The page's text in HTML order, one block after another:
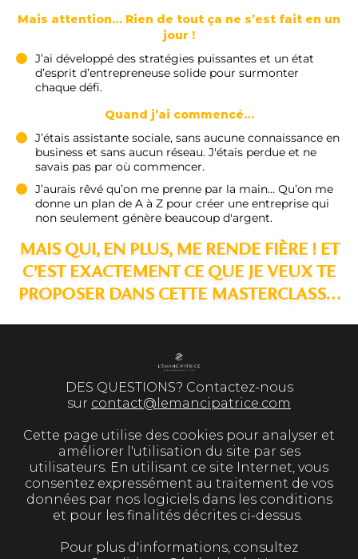
Mais attention… Rien de tout ça ne s’est fait en un
jour !
J’ai développé des stratégies puissantes et un état
d’esprit d’entrepreneuse solide pour surmonter
chaque défi.
Quand j’ai commencé…
J’étais assistante sociale, sans aucune connaissance en
business et sans aucun réseau. J'étais perdue et ne
savais pas par où commencer.
J’aurais rêvé qu’on me prenne par la main… Qu’on me
donne un plan de A à Z pour créer une entreprise qui
non seulement génère beaucoup d'argent.
MAIS QUI, EN PLUS, ME RENDE FIÈRE ! ET
C’EST EXACTEMENT CE QUE JE VEUX TE
PROPOSER DANS CETTE MASTERCLASS…
DES QUESTIONS? Contactez-nous
sur contact@lemancipatrice.com
Cette page utilise des cookies pour analyser et
améliorer l'utilisation du site par ses
utilisateurs. En utilisant ce site Internet, vous
consentez expressément au traitement de vos
données par nos logiciels dans les conditions
et pour les finalités décrites ci-dessus.
Pour plus d'informations, consultez